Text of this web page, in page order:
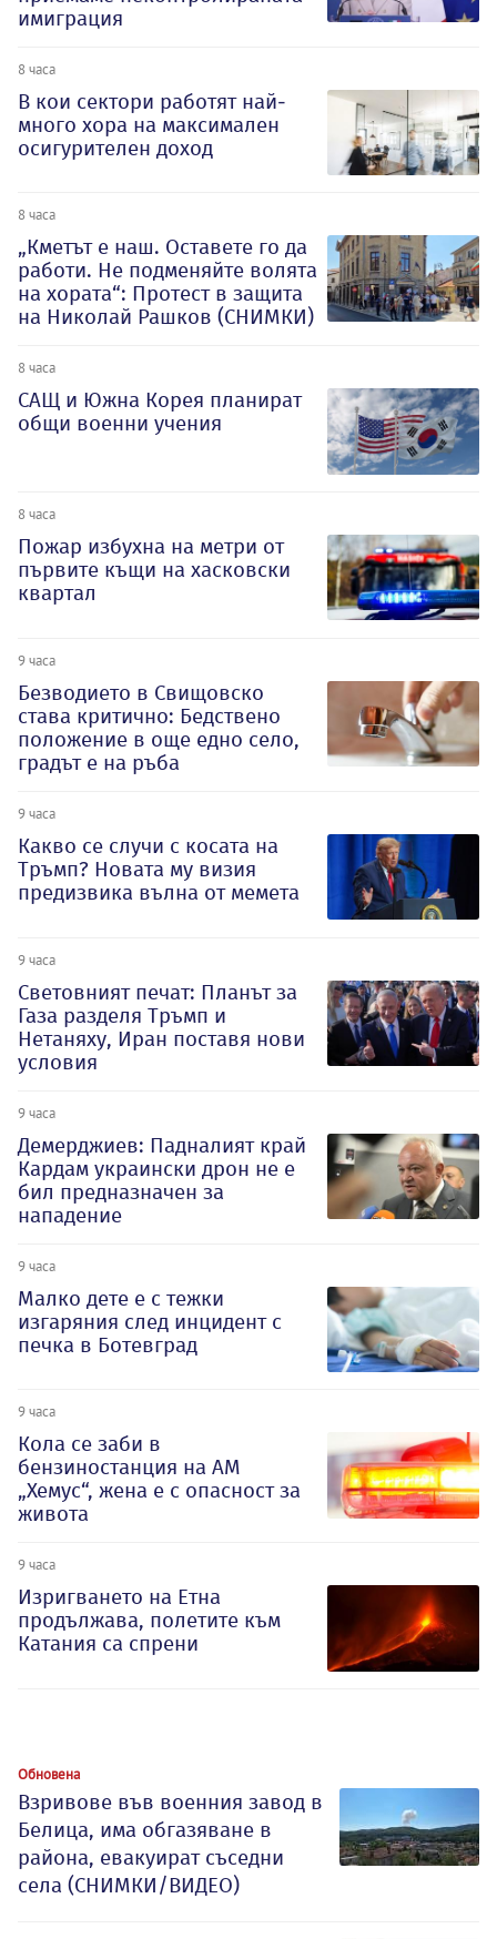
имиграция
8 часа
В кои сектори работят най-
много хора на максимален
осигурителен доход
8 часа
„Кметът е наш. Оставете го да
работи. Не подменяйте волята
на хората“: Протест в защита
на Николай Рашков (СНИМКИ)
8 часа
САЩ и Южна Корея планират
общи военни учения
8 часа
Пожар избухна на метри от
първите къщи на хасковски
квартал
9 часа
Безводието в Свищовско
става критично: Бедствено
положение в още едно село,
градът е на ръба
9 часа
Какво се случи с косата на
Тръмп? Новата му визия
предизвика вълна от мемета
9 часа
Световният печат: Планът за
Газа разделя Тръмп и
Нетаняху, Иран поставя нови
условия
9 часа
Демерджиев: Падналият край
Кардам украински дрон не е
бил предназначен за
нападение
9 часа
Малко дете е с тежки
изгаряния след инцидент с
печка в Ботевград
9 часа
Кола се заби в
бензиностанция на АМ
„Хемус“, жена е с опасност за
живота
9 часа
Изригването на Етна
продължава, полетите към
Катания са спрени
Обновена
Взривове във военния завод в
Белица, има обгазяване в
района, евакуират съседни
села (СНИМКИ/ВИДЕО)